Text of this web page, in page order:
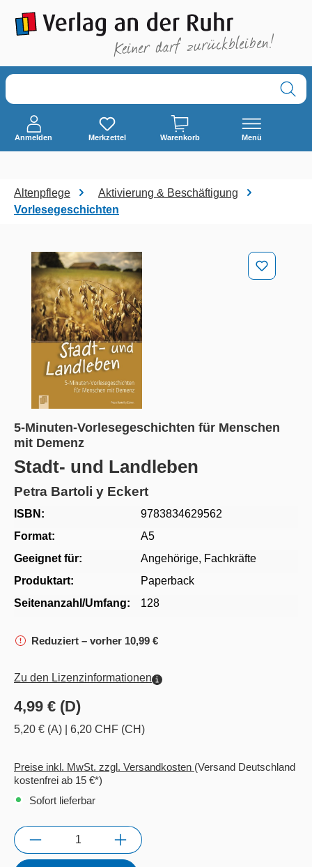
springen
Anmelden Merkzettel Warenkorb Menü
Altenpflege
Aktivierung & Beschäftigung
Vorlesegeschichten
Bildergalerie überspringen
5-Minuten-Vorlesegeschichten für Menschen
mit Demenz
Stadt- und Landleben
Petra Bartoli y Eckert
ISBN:
9783834629562
Format:
A5
Geeignet für:
Angehörige, Fachkräfte
Produktart:
Paperback
Seitenanzahl/Umfang:
128
Reduziert – vorher 10,99 €
Zu den Lizenzinformationen
4,99 € (D)
5,20 € (A) 6,20 CHF (CH)
Preise inkl. MwSt. zzgl. Versandkosten (Versand Deutschland
kostenfrei ab 15 €*)
Sofort lieferbar
Anzahl